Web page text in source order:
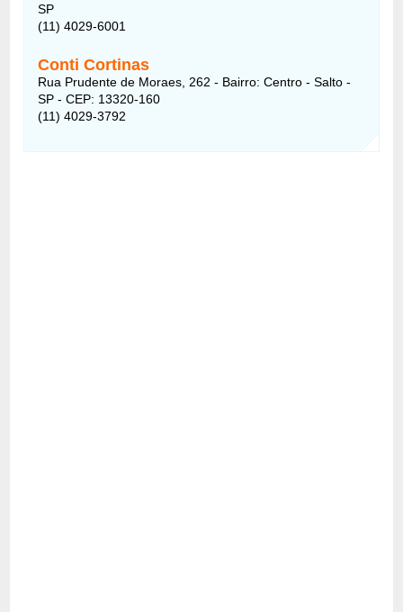
SP
(11) 4029-6001
Conti Cortinas
Rua Prudente de Moraes, 262 - Bairro: Centro - Salto -
SP - CEP: 13320-160
(11) 4029-3792